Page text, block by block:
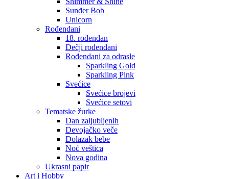
Sunđer Bob
Unicorn
Rođendani
18. rođendan
Dečji rođendani
Rođendani za odrasle
Sparkling Gold
Sparkling Pink
Svećice
Svećice brojevi
Svećice setovi
Tematske žurke
Dan zaljubljenih
Devojačko veče
Dolazak bebe
Noć veštica
Nova godina
Ukrasni papir
Art i Hobby